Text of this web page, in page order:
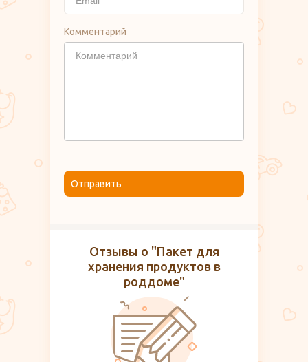
Комментарий
Отправить
Отзывы о "Пакет для
хранения продуктов в
роддоме"